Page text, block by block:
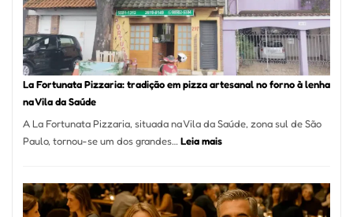
Um
dos
Mais
La Fortunata Pizzaria: tradição em pizza artesanal no forno à lenha
na Vila da Saúde
A La Fortunata Pizzaria, situada na Vila da Saúde, zona sul de São
Paulo, tornou-se um dos grandes… Leia mais:
Pizzaria:
tradição